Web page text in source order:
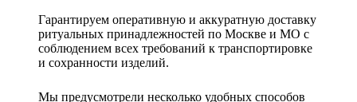
Гарантируем оперативную и аккуратную доставку
ритуальных принадлежностей по Москве и МО с
соблюдением всех требований к транспортировке
и сохранности изделий.
Мы предусмотрели несколько удобных способов